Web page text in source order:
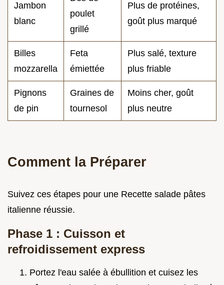
Jambon
blanc
poulet
grillé
Plus de protéines,
goût plus marqué
Billes
mozzarella
Feta
émiettée
Plus salé, texture
plus friable
Pignons
de pin
Graines de
tournesol
Moins cher, goût
plus neutre
Comment la Préparer
Suivez ces étapes pour une Recette salade pâtes
italienne réussie.
Phase 1 : Cuisson et
refroidissement express
Portez l'eau salée à ébullition et cuisez les